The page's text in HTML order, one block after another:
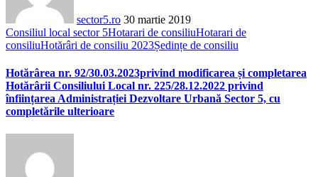
sector5.ro 30 martie 2019
Consiliul local sector 5Hotarari de consiliuHotarari de
consiliuHotărâri de consiliu 2023Ședințe de consiliu
Hotărârea nr. 92/30.03.2023privind modificarea și completarea
Hotărârii Consiliului Local nr. 225/28.12.2022 privind
înființarea Administrației Dezvoltare Urbană Sector 5, cu
completările ulterioare